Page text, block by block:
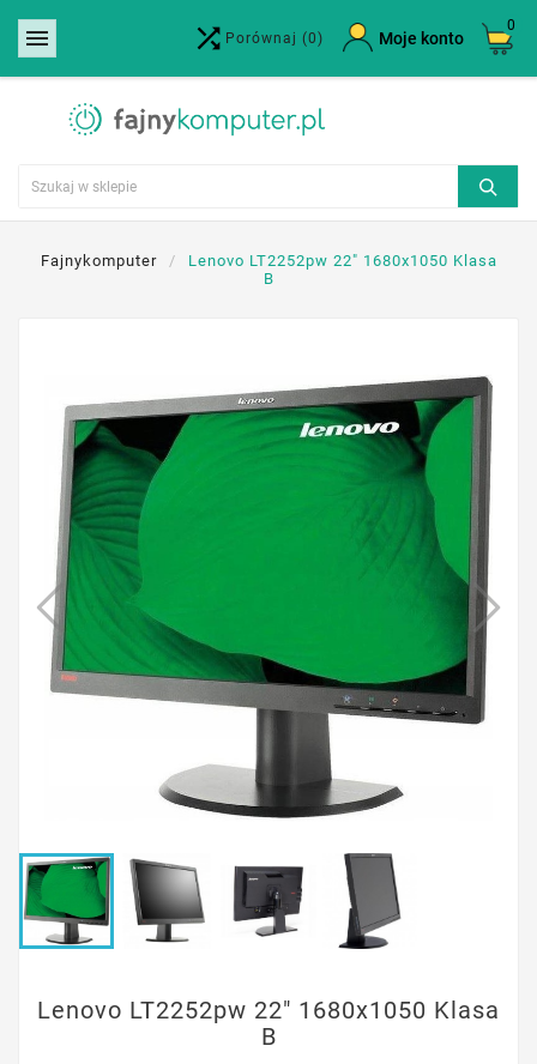
  Porównaj (0) Moje konto
0
Fajnykomputer
Lenovo LT2252pw 22" 1680x1050 Klasa
B
Lenovo LT2252pw 22" 1680x1050 Klasa
B
Utwórz listę życzeń ×
Nazwa listy życzeń
Anuluj Utwórz listę życzeń